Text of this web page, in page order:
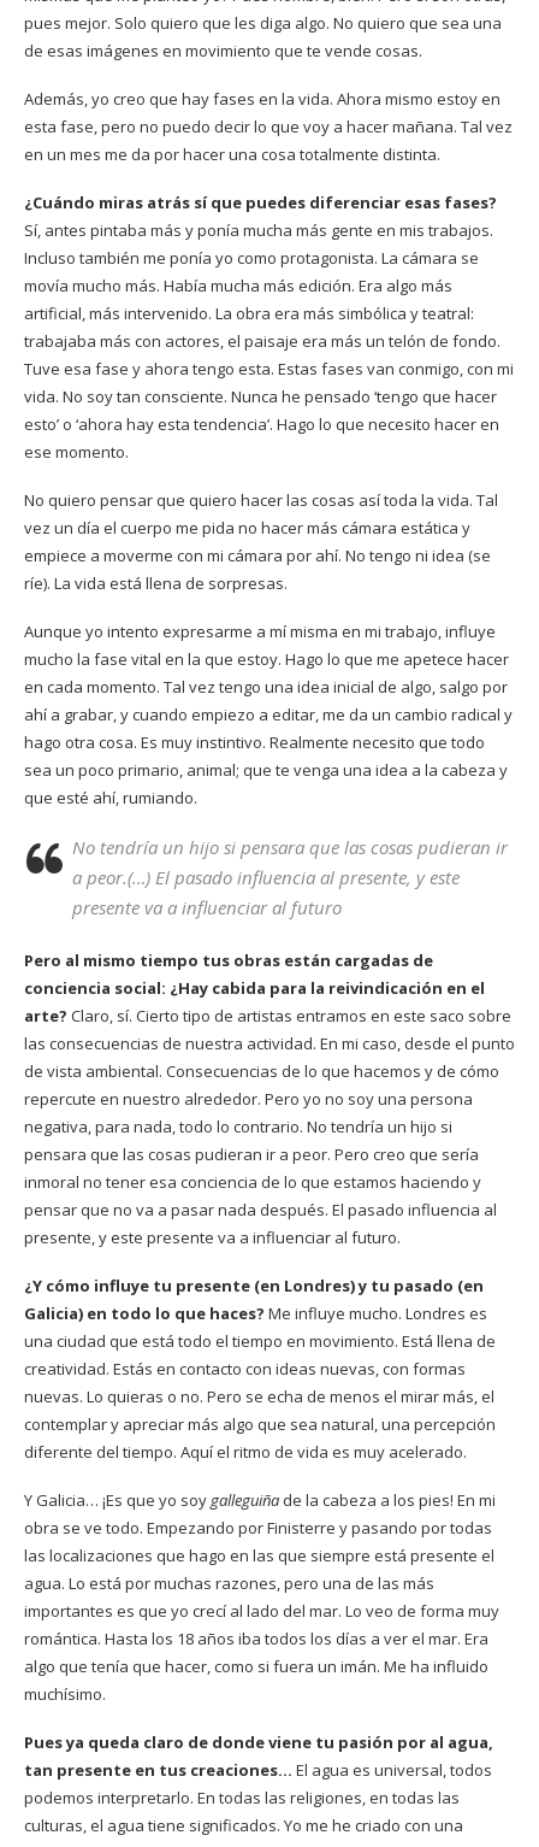
pues mejor. Solo quiero que les diga algo. No quiero que sea una
de esas imágenes en movimiento que te vende cosas.
Además, yo creo que hay fases en la vida. Ahora mismo estoy en
esta fase, pero no puedo decir lo que voy a hacer mañana. Tal vez
en un mes me da por hacer una cosa totalmente distinta.
¿Cuándo miras atrás sí que puedes diferenciar esas fases?
Sí, antes pintaba más y ponía mucha más gente en mis trabajos.
Incluso también me ponía yo como protagonista. La cámara se
movía mucho más. Había mucha más edición. Era algo más
artificial, más intervenido. La obra era más simbólica y teatral:
trabajaba más con actores, el paisaje era más un telón de fondo.
Tuve esa fase y ahora tengo esta. Estas fases van conmigo, con mi
vida. No soy tan consciente. Nunca he pensado ‘tengo que hacer
esto’ o ‘ahora hay esta tendencia’. Hago lo que necesito hacer en
ese momento.
No quiero pensar que quiero hacer las cosas así toda la vida. Tal
vez un día el cuerpo me pida no hacer más cámara estática y
empiece a moverme con mi cámara por ahí. No tengo ni idea (se
ríe). La vida está llena de sorpresas.
Aunque yo intento expresarme a mí misma en mi trabajo, influye
mucho la fase vital en la que estoy. Hago lo que me apetece hacer
en cada momento. Tal vez tengo una idea inicial de algo, salgo por
ahí a grabar, y cuando empiezo a editar, me da un cambio radical y
hago otra cosa. Es muy instintivo. Realmente necesito que todo
sea un poco primario, animal; que te venga una idea a la cabeza y
que esté ahí, rumiando.
No tendría un hijo si pensara que las cosas pudieran ir
a peor.(…) El pasado influencia al presente, y este
presente va a influenciar al futuro
Pero al mismo tiempo tus obras están cargadas de
conciencia social: ¿Hay cabida para la reivindicación en el
arte? Claro, sí. Cierto tipo de artistas entramos en este saco sobre
las consecuencias de nuestra actividad. En mi caso, desde el punto
de vista ambiental. Consecuencias de lo que hacemos y de cómo
repercute en nuestro alrededor. Pero yo no soy una persona
negativa, para nada, todo lo contrario. No tendría un hijo si
pensara que las cosas pudieran ir a peor. Pero creo que sería
inmoral no tener esa conciencia de lo que estamos haciendo y
pensar que no va a pasar nada después. El pasado influencia al
presente, y este presente va a influenciar al futuro.
¿Y cómo influye tu presente (en Londres) y tu pasado (en
Galicia) en todo lo que haces? Me influye mucho. Londres es
una ciudad que está todo el tiempo en movimiento. Está llena de
creatividad. Estás en contacto con ideas nuevas, con formas
nuevas. Lo quieras o no. Pero se echa de menos el mirar más, el
contemplar y apreciar más algo que sea natural, una percepción
diferente del tiempo. Aquí el ritmo de vida es muy acelerado.
Y Galicia… ¡Es que yo soygalleguiña de la cabeza a los pies! En mi
obra se ve todo. Empezando por Finisterre y pasando por todas
las localizaciones que hago en las que siempre está presente el
agua. Lo está por muchas razones, pero una de las más
importantes es que yo crecí al lado del mar. Lo veo de forma muy
romántica. Hasta los 18 años iba todos los días a ver el mar. Era
algo que tenía que hacer, como si fuera un imán. Me ha influido
muchísimo.
Pues ya queda claro de donde viene tu pasión por al agua,
tan presente en tus creaciones… El agua es universal, todos
podemos interpretarlo. En todas las religiones, en todas las
culturas, el agua tiene significados. Yo me he criado con una